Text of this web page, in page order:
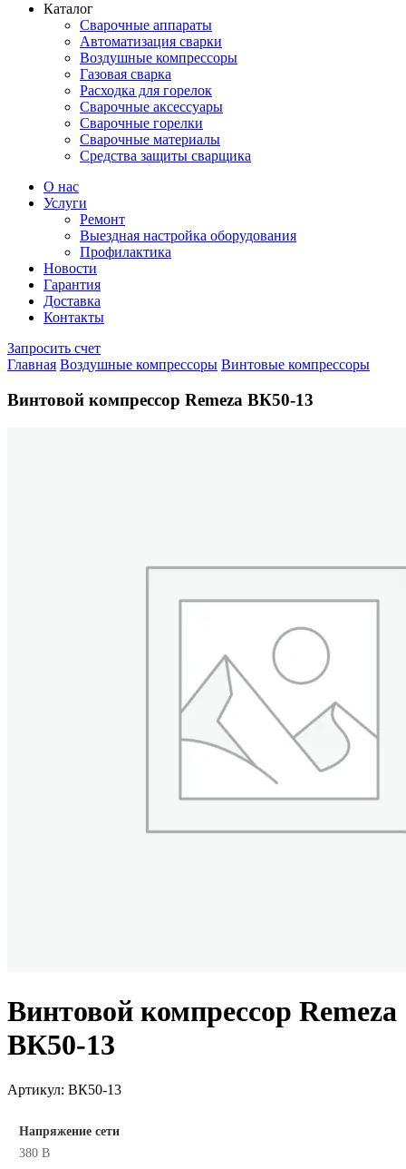
Каталог
Сварочные аппараты
Автоматизация сварки
Воздушные компрессоры
Газовая сварка
Расходка для горелок
Сварочные аксессуары
Сварочные горелки
Сварочные материалы
Средства защиты сварщика
О нас
Услуги
Ремонт
Выездная настройка оборудования
Профилактика
Новости
Гарантия
Доставка
Контакты
Запросить счет
Главная Воздушные компрессоры Винтовые компрессоры
Винтовой компрессор Remeza ВК50-13
Винтовой компрессор Remeza
ВК50-13
Артикул: ВК50-13
Напряжение сети
380 В